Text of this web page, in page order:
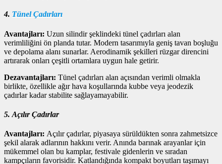
4. Tünel Çadırları
Avantajları: Uzun silindir şeklindeki tünel çadırları alan
verimliliğini ön planda tutar. Modern tasarımıyla geniş tavan boşluğu
ve depolama alanı sunarlar. Aerodinamik şekilleri rüzgar direncini
artırarak onları çeşitli ortamlara uygun hale getirir.
Dezavantajları: Tünel çadırları alan açısından verimli olmakla
birlikte, özellikle ağır hava koşullarında kubbe veya jeodezik
çadırlar kadar stabilite sağlayamayabilir.
5. Açılır Çadırlar
Avantajları: Açılır çadırlar, piyasaya sürüldükten sonra zahmetsizce
şekil alarak adlarının hakkını verir. Anında barınak arayanlar için
mükemmel olan bu kamplar, festivale gidenlerin ve sıradan
kampçıların favorisidir. Katlandığında kompakt boyutları taşımayı